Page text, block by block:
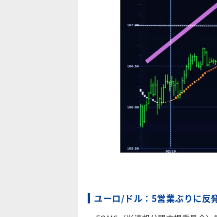
ユーロ/ドル：5営業ぶりに反